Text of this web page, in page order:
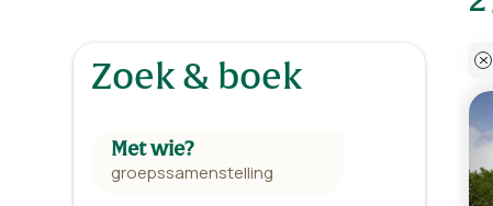
Zoek & boek
Met wie?